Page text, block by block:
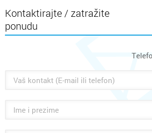
Kontaktirajte / zatražite
ponudu